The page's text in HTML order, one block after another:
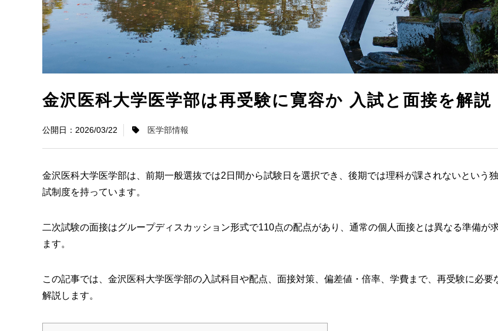
金沢医科大学医学部は再受験に寛容か 入試と面接を解説
2026/03/22 医学部情報
金沢医科大学医学部は、前期一般選抜では2日間から試験日を選択でき、後期では理科が課されないという
試制度を持っています。
二次試験の面接はグループディスカッション形式で110点の配点があり、通常の個人面接とは異なる準備が
ます。
この記事では、金沢医科大学医学部の入試科目や配点、面接対策、偏差値・倍率、学費まで、再受験に必要
解説します。